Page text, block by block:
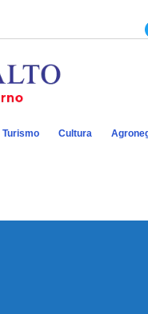
Turismo Cultura